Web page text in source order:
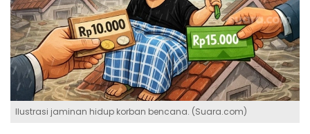
Ilustrasi jaminan hidup korban bencana. (Suara.com)